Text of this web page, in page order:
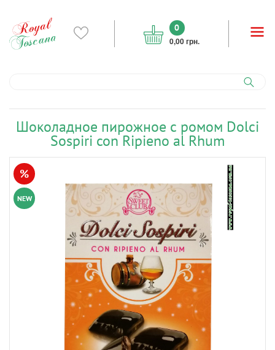
0
0,00 грн.
Шоколадное пирожное с ромом Dolci
Sospiri con Ripieno al Rhum
NEW
%